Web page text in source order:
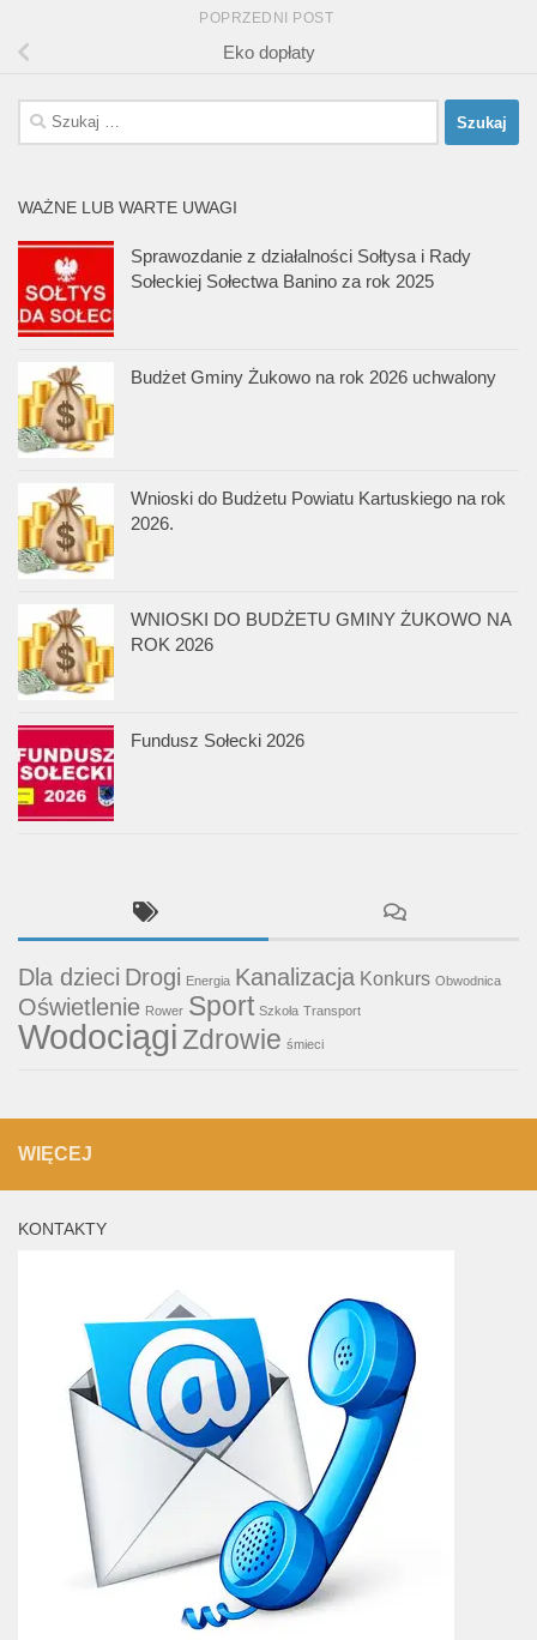
POPRZEDNI POST
Eko dopłaty
Szukaj:
WAŻNE LUB WARTE UWAGI
Sprawozdanie z działalności Sołtysa i Rady
Sołeckiej Sołectwa Banino za rok 2025
Budżet Gminy Żukowo na rok 2026 uchwalony
Wnioski do Budżetu Powiatu Kartuskiego na rok
2026.
WNIOSKI DO BUDŻETU GMINY ŻUKOWO NA
ROK 2026
Fundusz Sołecki 2026
Dla dzieci Drogi Energia Kanalizacja Konkurs Obwodnica
Oświetlenie Rower Sport Szkoła Transport
WodociągiZdrowie śmieci
WIĘCEJ
KONTAKTY